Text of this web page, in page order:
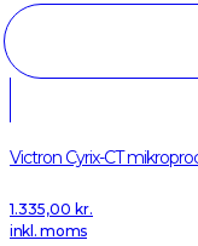
Victron Cyrix-CT
1.335,00 kr.
inkl. moms